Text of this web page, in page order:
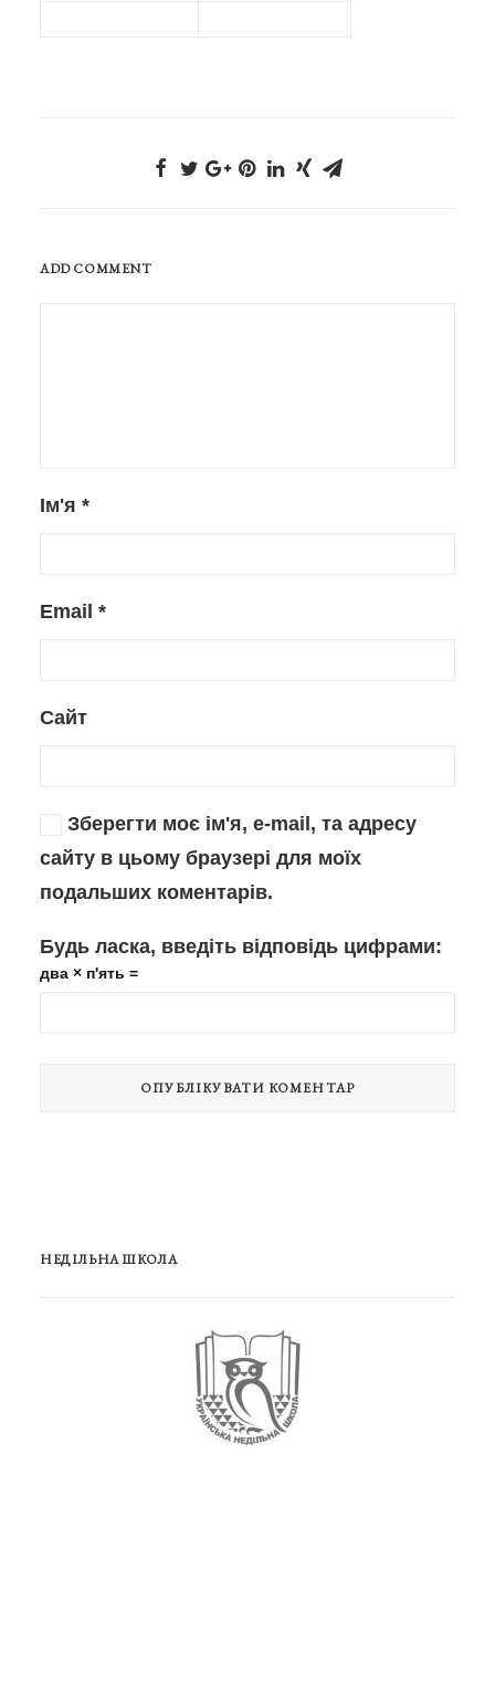
ADD COMMENT
Ім'я *
Email *
Сайт
Зберегти моє ім'я, e-mail, та адресу
сайту в цьому браузері для моїх
подальших коментарів.
Будь ласка, введіть відповідь цифрами:
два × п'ять =
НЕДІЛЬНА ШКОЛА